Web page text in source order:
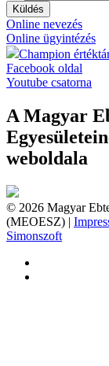
Küldés
Online nevezés
Online ügyintézés
Champion
Facebook oldal
Youtube csatorna
A Magyar
weboldala
© 2026 Magyar
(MEOESZ) |
Simonszoft